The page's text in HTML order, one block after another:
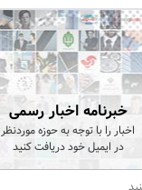
خبرنامه اخبار رسمی
اخبار را با توجه به حوزه موردنظر
در ایمیل خود دریافت کنید